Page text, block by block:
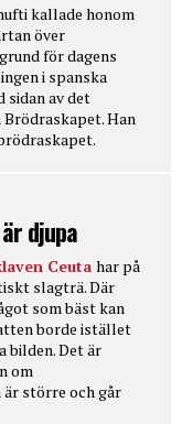
kallade honom
över
för dagens
i spanska
sidan av det
Han
djupa
Ceuta har på
slagträ. Där
som bäst kan
borde istället
bilden. Det är
om
är större och går